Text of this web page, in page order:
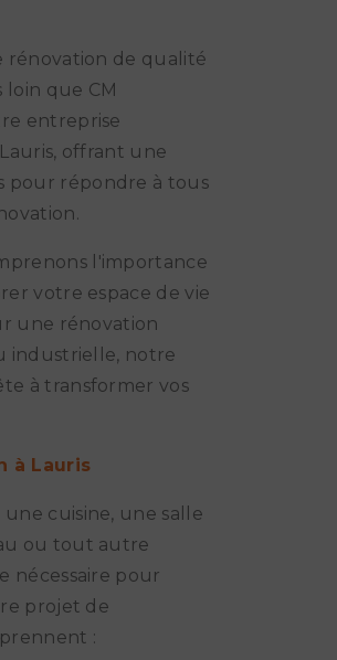
rénovation de qualité
loin que CM
entreprise
offrant une
pour répondre à tous
l'importance
votre espace de vie
une rénovation
industrielle, notre
à transformer vos
à Lauris
cuisine, une salle
ou tout autre
nécessaire pour
projet de
: